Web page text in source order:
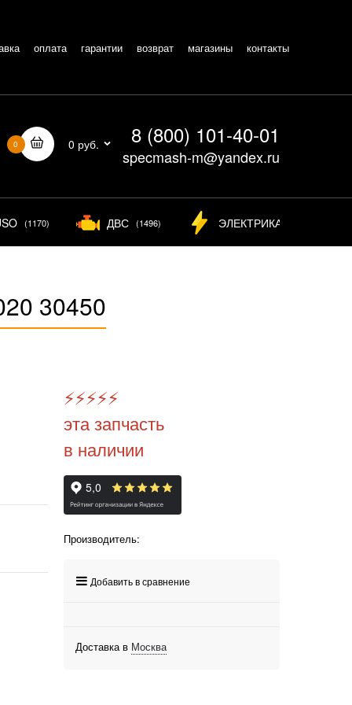
оплата гарантии возврат магазины контакты
0 0 руб. 8 (800) 101-40-01
specmash-m@yandex.ru
(1170) ДВС (1496) ЭЛЕКТРИКА
30450
⚡️⚡️⚡️⚡️⚡️
эта запчасть
в наличии
Производитель:
Добавить в сравнение
Доставка в Москва